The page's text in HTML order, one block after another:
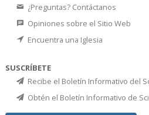
¿Preguntas? Contáctanos
Opiniones sobre el Sitio Web
Encuentra una Iglesia
SUSCRÍBETE
Recibe el Boletín Informativo del
Obtén el Boletín Informativo de